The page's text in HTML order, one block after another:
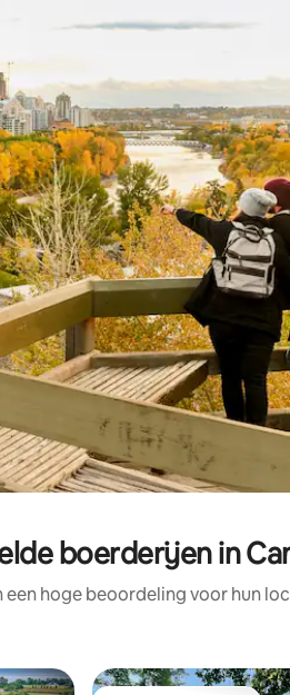
omhoog en omlaag, óf door
boerderijen in
hoge beoordeling voor hun